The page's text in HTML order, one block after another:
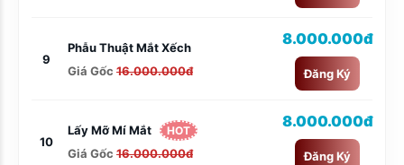
9
Phẫu Thuật Mắt Xếch
Giá Gốc 16.000.000đ
8.000.000đ
Đăng Ký
10
Lấy Mỡ Mí Mắt HOT
Giá Gốc 16.000.000đ
8.000.000đ
Đăng Ký